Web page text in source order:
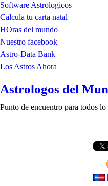
Software Astrologicos
Calcula tu carta natal
HOras del mundo
Nuestro facebook
Astro-Data Bank
Los Astros Ahora
Astrologos del
Punto de encuentro para todos